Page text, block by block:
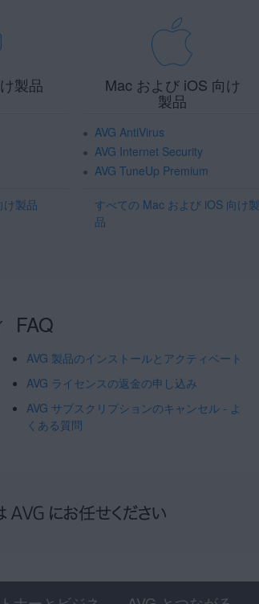
製品
製品
Mac および iOS 向け
製品
AVG AntiVirus
AVG Internet Security
AVG TuneUp Premium
すべての Mac および iOS 向け製
品
FAQ
AVG 製品のインストールとアクティベート
AVG ライセンスの返金の申し込み
AVG サブスクリプションのキャンセル - よ
くある質問